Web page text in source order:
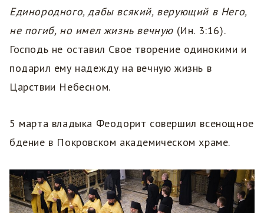
Единородного, дабы всякий, верующий в Него,
не погиб, но имел жизнь вечную (Ин. 3:16).
Господь не оставил Свое творение одинокими и
подарил ему надежду на вечную жизнь в
Царствии Небесном.
5 марта владыка Феодорит совершил всенощное
бдение в Покровском академическом храме.